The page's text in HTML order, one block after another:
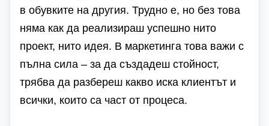
в обувките на другия. Трудно е, но без това
няма как да реализираш успешно нито
проект, нито идея. В маркетинга това важи с
пълна сила – за да създадеш стойност,
трябва да разбереш какво иска клиентът и
всички, които са част от процеса.